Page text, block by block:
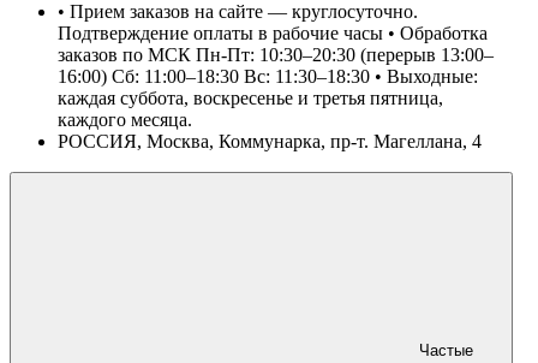
• Прием заказов на сайте — круглосуточно.
Подтверждение оплаты в рабочие часы • Обработка
заказов по МСК Пн-Пт: 10:30–20:30 (перерыв 13:00–
16:00) Сб: 11:00–18:30 Вс: 11:30–18:30 • Выходные:
каждая суббота, воскресенье и третья пятница,
каждого месяца.
РОССИЯ, Москва, Коммунарка, пр-т. Магеллана, 4
Частые